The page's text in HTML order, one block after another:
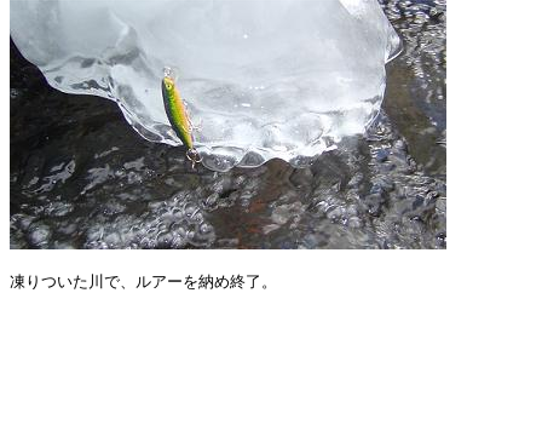
凍りついた川で、ルアーを納め終了。